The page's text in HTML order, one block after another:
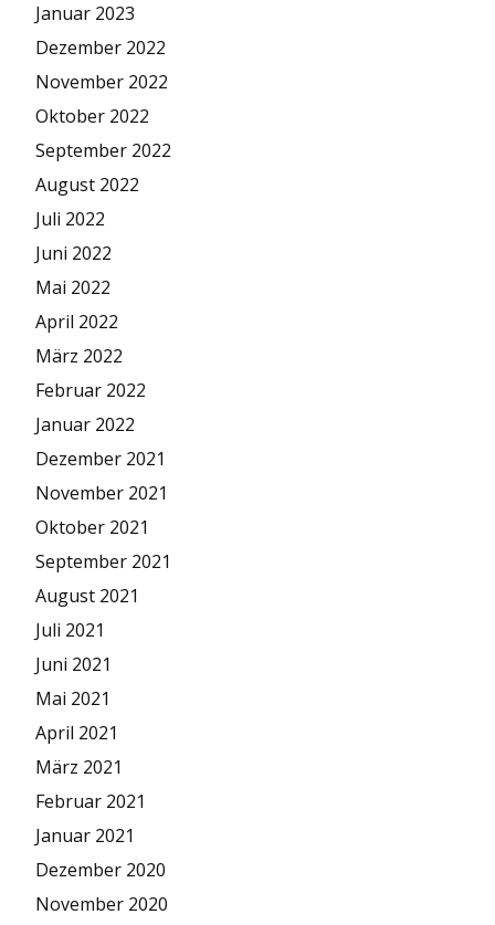
Januar 2023
Dezember 2022
November 2022
Oktober 2022
September 2022
August 2022
Juli 2022
Juni 2022
Mai 2022
April 2022
März 2022
Februar 2022
Januar 2022
Dezember 2021
November 2021
Oktober 2021
September 2021
August 2021
Juli 2021
Juni 2021
Mai 2021
April 2021
März 2021
Februar 2021
Januar 2021
Dezember 2020
November 2020